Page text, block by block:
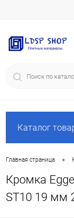
Каталог
Главная страница •
Кромка
ST10 19 мм